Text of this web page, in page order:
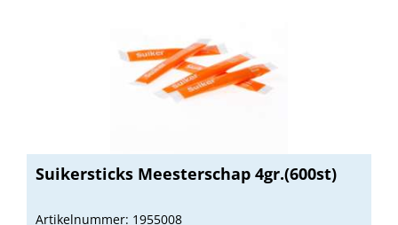
Suikersticks Meesterschap 4gr.(600st)
Artikelnummer: 1955008